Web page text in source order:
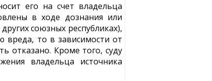
его на счет владельца
в ходе дознания или
союзных республиках),
вреда, то в зависимости от
Кроме того, суду
владельца источника